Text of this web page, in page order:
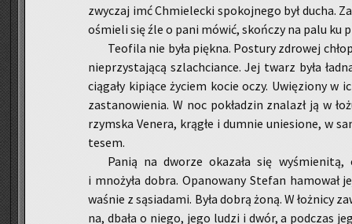
zwy­czaj imć Chmie­lec­ki spo­koj­ne­go był ducha.
ośmie­li się źle o pani mówić, skoń­czy na palu ku
Teo­fi­la nie była pięk­na. Po­stu­ry zdro­wej
nie­przy­sta­ją­cą szlach­cian­ce. Jej twarz była
cią­ga­ły ki­pią­ce ży­ciem kocie oczy. Uwię­zio­ny w
za­sta­no­wie­nia. W noc po­kła­dzin zna­lazł ją w
rzym­ska Ve­ne­ra, krą­głe i dum­nie unie­sio­ne, w
te­sem.
Panią na dwo­rze oka­za­ła się wy­śmie­ni­tą,
i mno­ży­ła dobra. Opa­no­wa­ny Ste­fan ha­mo­wał
wa­śnie z są­sia­da­mi. Była dobrą żoną. W łoż­ni­cy
na, dbała o niego, jego ludzi i dwór, a pod­czas